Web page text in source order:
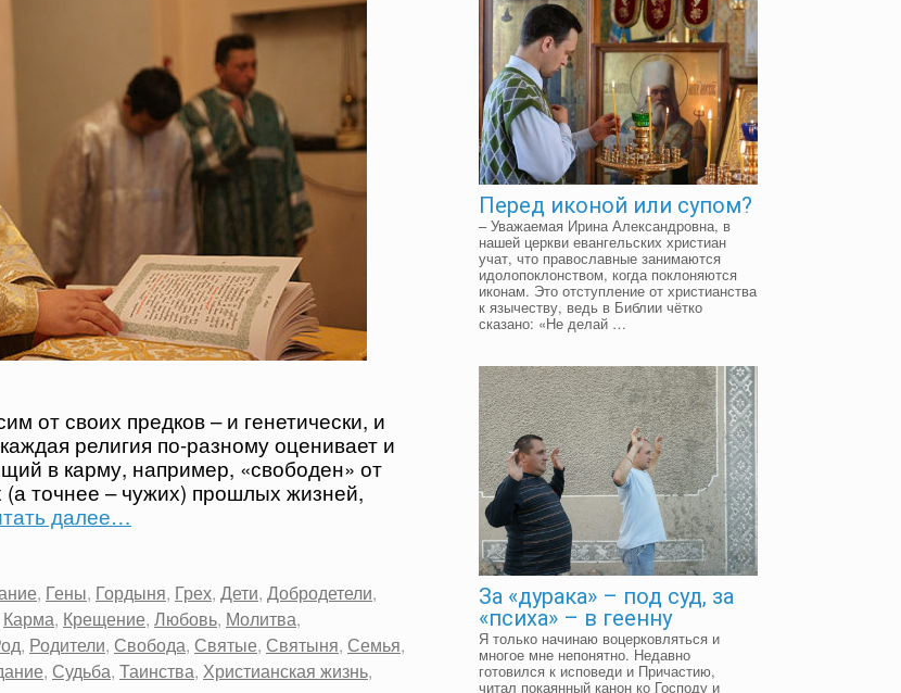
от своих предков – и генетически, и
религия по-разному оценивает и
в карму, например, «свободен» от
(а точнее – чужих) прошлых жизней,
далее…
, Гены, Гордыня, Грех, Дети, Добродетели,
Карма, Крещение, Любовь, Молитва,
, Родители, Свобода, Святые, Святыня, Семья,
, Судьба, Таинства, Христианская жизнь,
Перед иконой или супом?
– Уважаемая Ирина Александровна, в
нашей церкви евангельских христиан
учат, что православные занимаются
идолопоклонством, когда поклоняются
иконам. Это отступление от христианства
к язычеству, ведь в Библии чётко
сказано: «Не делай …
За «дурака» – под суд, за
«психа» – в геенну
Я только начинаю воцерковляться и
многое мне непонятно. Недавно
готовился к исповеди и Причастию,
читал покаянный канон ко Господу и